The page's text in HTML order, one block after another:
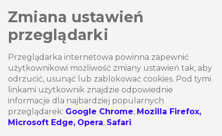
Zmiana ustawień
przeglądarki
Przeglądarka internetowa powinna zapewnić
użytkownikowi możliwość zmiany ustawień tak, aby
odrzucić, usunąć lub zablokować cookies. Pod tymi
linkami użytkownik znajdzie odpowiednie
informacje dla najbardziej popularnych
przeglądarek: Google Chrome, Mozilla Firefox,
Microsoft Edge, Opera, Safari.